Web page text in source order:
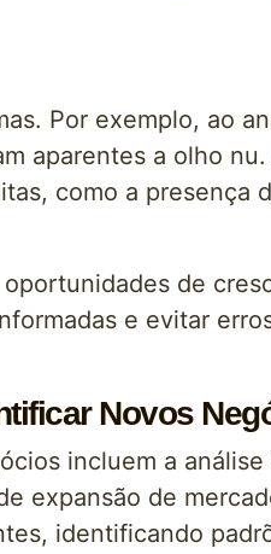
Por exemplo, ao
aparentes a olho
como a presença
de
e evitar
Novos
incluem a
expansão de
identificando